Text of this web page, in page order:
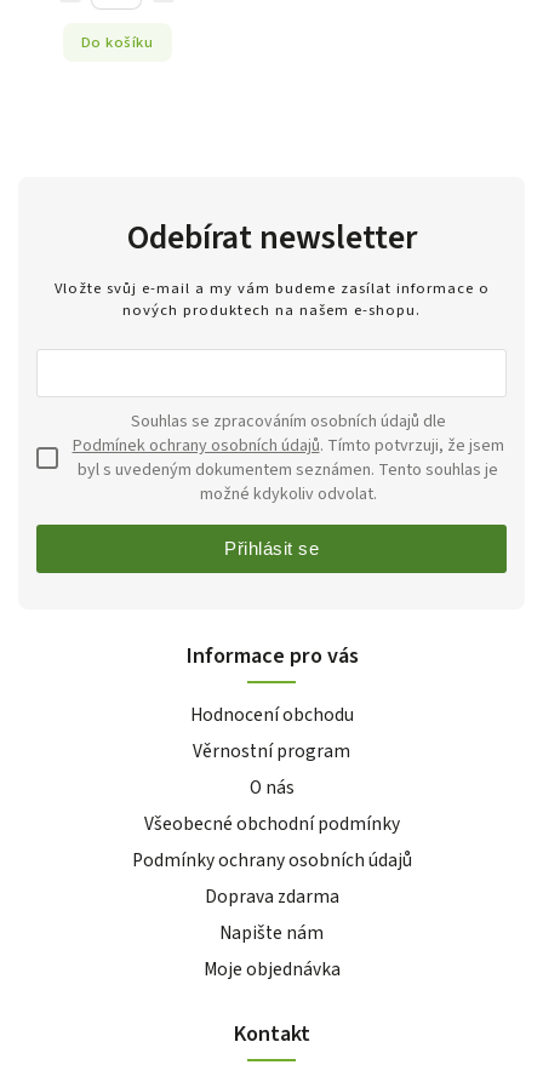
Do košíku
Odebírat newsletter
Vložte svůj e-mail a my vám budeme zasílat informace o
nových produktech na našem e-shopu.
Podmínek ochrany osobních údajů. Tímto potvrzuji, že jsem
byl s uvedeným dokumentem seznámen. Tento souhlas je
možné kdykoliv odvolat.
Přihlásit se
Informace pro vás
Hodnocení obchodu
Věrnostní program
O nás
Všeobecné obchodní podmínky
Podmínky ochrany osobních údajů
Doprava zdarma
Napište nám
Moje objednávka
Kontakt